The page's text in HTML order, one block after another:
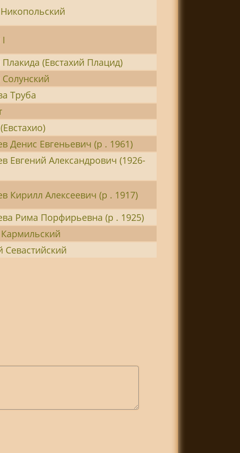
I
(Евстахий Плацид)
Труба
Денис Евгеньевич (р . 1961)
Евгений Александрович (1926-
Кирилл Алексеевич (р . 1917)
Рима Порфирьевна (р . 1925)
Севастийский